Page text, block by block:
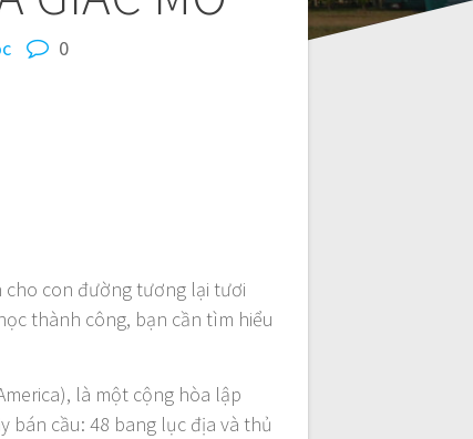
0
cho con đường tương lại tươi
thành công, bạn cần tìm hiểu
là một cộng hòa lập
bán cầu: 48 bang lục địa và thủ